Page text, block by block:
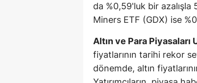
da %0,59'luk bir azalışla
Miners ETF (GDX) ise
Altın ve Para Piyasaları
fiyatlarının tarihi rekor
dönemde, altın